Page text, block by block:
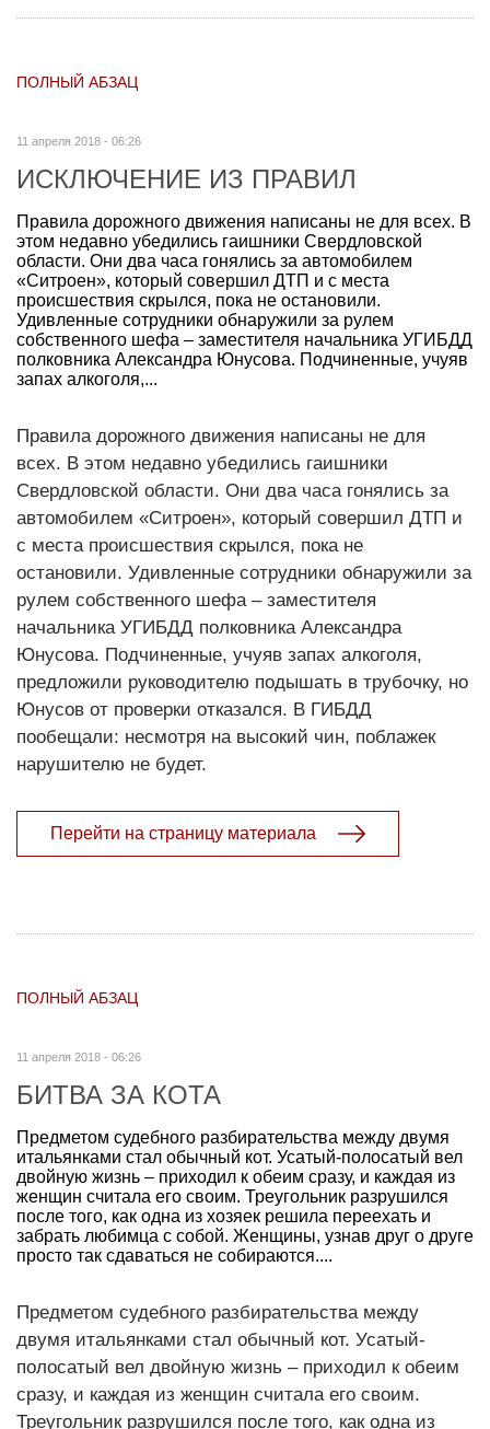
ПОЛНЫЙ АБЗАЦ
11 апреля 2018 - 06:26
ИСКЛЮЧЕНИЕ ИЗ ПРАВИЛ
Правила дорожного движения написаны не для всех. В
этом недавно убедились гаишники Свердловской
области. Они два часа гонялись за автомобилем
«Ситроен», который совершил ДТП и с места
происшествия скрылся, пока не остановили.
Удивленные сотрудники обнаружили за рулем
собственного шефа – заместителя начальника УГИБДД
полковника Александра Юнусова. Подчиненные, учуяв
запах алкоголя,...
Правила дорожного движения написаны не для
всех. В этом недавно убедились гаишники
Свердловской области. Они два часа гонялись за
автомобилем «Ситроен», который совершил ДТП и
с места происшествия скрылся, пока не
остановили. Удивленные сотрудники обнаружили за
рулем собственного шефа – заместителя
начальника УГИБДД полковника Александра
Юнусова. Подчиненные, учуяв запах алкоголя,
предложили руководителю подышать в трубочку, но
Юнусов от проверки отказался. В ГИБДД
пообещали: несмотря на высокий чин, поблажек
нарушителю не будет.
Перейти на страницу материала
ПОЛНЫЙ АБЗАЦ
11 апреля 2018 - 06:26
БИТВА ЗА КОТА
Предметом судебного разбирательства между двумя
итальянками стал обычный кот. Усатый-полосатый вел
двойную жизнь – приходил к обеим сразу, и каждая из
женщин считала его своим. Треугольник разрушился
после того, как одна из хозяек решила переехать и
забрать любимца с собой. Женщины, узнав друг о друге
просто так сдаваться не собираются....
Предметом судебного разбирательства между
двумя итальянками стал обычный кот. Усатый-
полосатый вел двойную жизнь – приходил к обеим
сразу, и каждая из женщин считала его своим.
Треугольник разрушился после того, как одна из